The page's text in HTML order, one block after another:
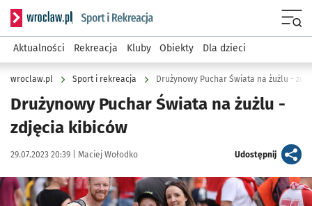
Serwis informacyjny wroclaw.pl podserwis: Sport i rekreacja
Aktualności Rekreacja Kluby Obiekty Dla dzieci
wroclaw.pl Sport i rekreacja Drużynowy Puchar Świata na żużlu -
Drużynowy Puchar Świata na żużlu -
zdjęcia kibiców
Data publikacji:
29.07.2023 20:39 | Autor:
Maciej Wołodko Udostępnijartykuł
Kliknij, aby zobaczyć galerię